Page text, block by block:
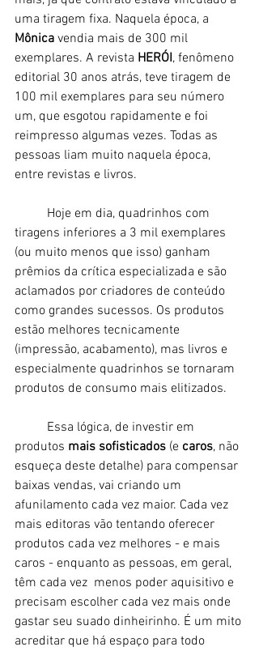
uma tiragem fixa. Naquela época, a
Mônica vendia mais de 300 mil
exemplares. A revista HERÓI, fenômeno
editorial 30 anos atrás, teve tiragem de
100 mil exemplares para seu número
um, que esgotou rapidamente e foi
reimpresso algumas vezes. Todas as
pessoas liam muito naquela época,
entre revistas e livros.
tiragens inferiores a 3 mil exemplares
(ou muito menos que isso) ganham
prêmios da crítica especializada e são
aclamados por criadores de conteúdo
como grandes sucessos. Os produtos
estão melhores tecnicamente
(impressão, acabamento), mas livros e
especialmente quadrinhos se tornaram
produtos de consumo mais elitizados.
produtos mais sofisticados (e caros, não
esqueça deste detalhe) para compensar
baixas vendas, vai criando um
afunilamento cada vez maior. Cada vez
mais editoras vão tentando oferecer
produtos cada vez melhores - e mais
caros - enquanto as pessoas, em geral,
têm cada vez  menos poder aquisitivo e
precisam escolher cada vez mais onde
gastar seu suado dinheirinho. É um mito
acreditar que há espaço para todo